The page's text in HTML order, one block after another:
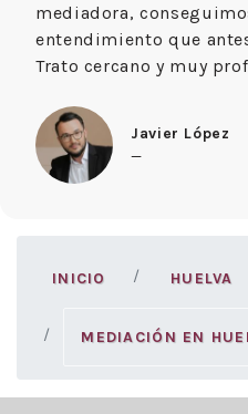
mediadora,
entendimiento que
Trato cercano y muy
Javier López
—
INICIO HUELVA
MEDIACIÓN EN